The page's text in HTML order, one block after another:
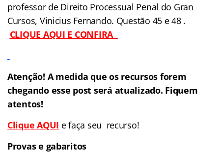
professor de Direito Processual Penal do Gran
Cursos, Vinicius Fernando. Questão 45 e 48 .
CLIQUE AQUI E CONFIRA
Atenção! A medida que os recursos forem
chegando esse post será atualizado. Fiquem
atentos!
Clique AQUI e faça seu recurso!
Provas e gabaritos